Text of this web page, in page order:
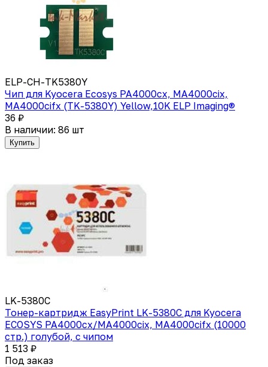
ELP-CH-TK5380Y
Чип для Kyocera Ecosys PA4000cx, MA4000cix,
MA4000cifx (TK-5380Y) Yellow,10K ELP Imaging®
36 ₽
В наличии: 86 шт
Купить
LK-5380C
Тонер-картридж EasyPrint LK-5380C для Kyocera
ECOSYS PA4000cx/MA4000cix, MA4000cifx (10000
стр.) голубой, с чипом
1 513 ₽
Под заказ